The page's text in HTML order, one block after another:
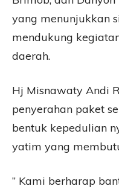
yang menunjukkan
mendukung
daerah.
Hj Misnawaty Andi
penyerahan paket
bentuk kepedulian
yatim yang
” Kami berharap